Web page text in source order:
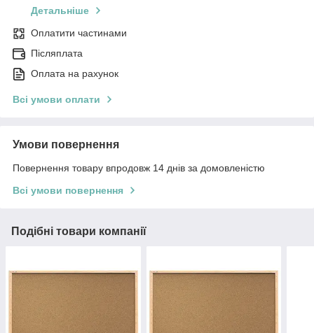
Детальніше
Оплатити частинами
Післяплата
Оплата на рахунок
Всі умови оплати
Умови повернення
Повернення товару впродовж 14 днів за домовленістю
Всі умови повернення
Подібні товари компанії